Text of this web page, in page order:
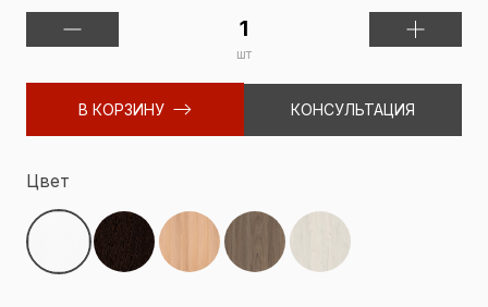
шт
В КОРЗИНУ КОНСУЛЬТАЦИЯ
Цвет